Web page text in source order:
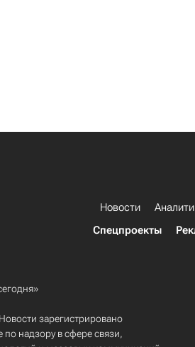
Новости
Спецпроекты
зарегистрировано
надзору в сфере связи,